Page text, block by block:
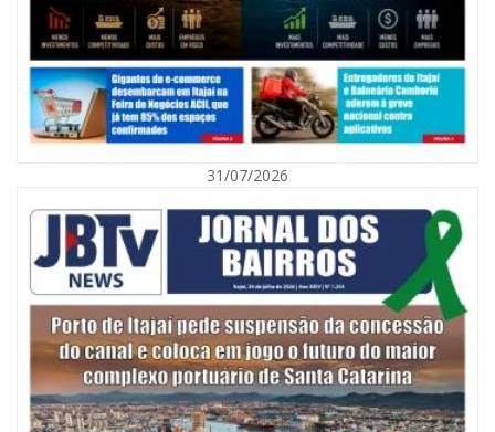
Defesa Civil de Itajaí alerta para chuva, ventos fortes e queda de
temperatura
ITAJAÍ
31/07/2026